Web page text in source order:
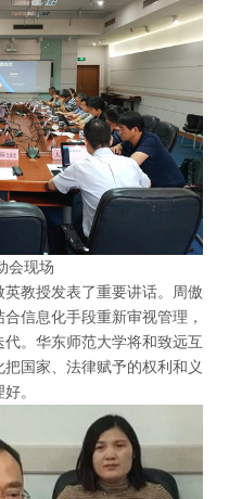
会现场
教授发表了重要讲话。周傲
信息化手段重新审视管理，
。华东师范大学将和致远互
国家、法律赋予的权利和义
。